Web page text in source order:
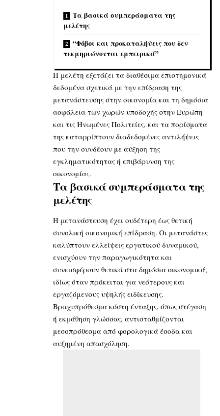
Τα βασικά συμπεράσματα της
μελέτης
“Φόβοι και προκαταλήψεις που δεν
τεκμηριώνονται εμπειρικά”
Η μελέτη εξετάζει τα διαθέσιμα επιστημονικά
δεδομένα σχετικά με την επίδραση της
μετανάστευσης στην οικονομία και τη δημόσια
ασφάλεια των χωρών υποδοχής στην Ευρώπη
και τις Ηνωμένες Πολιτείες, και τα πορίσματα
της καταρρίπτουν διαδεδομένες αντιλήψεις
που την συνδέουν με αύξηση της
εγκληματικότητας ή επιβάρυνση της
οικονομίας.
Τα βασικά συμπεράσματα της
μελέτης
Η μετανάστευση έχει ουδέτερη έως θετική
συνολική οικονομική επίδραση. Οι μετανάστες
καλύπτουν ελλείψεις εργατικού δυναμικού,
ενισχύουν την παραγωγικότητα και
συνεισφέρουν θετικά στα δημόσια οικονομικά,
ιδίως όταν πρόκειται για νεότερους και
εργαζόμενους υψηλής ειδίκευσης.
Βραχυπρόθεσμα κόστη ένταξης, όπως στέγαση
ή εκμάθηση γλώσσας, αντισταθμίζονται
μεσοπρόθεσμα από φορολογικά έσοδα και
αυξημένη απασχόληση.